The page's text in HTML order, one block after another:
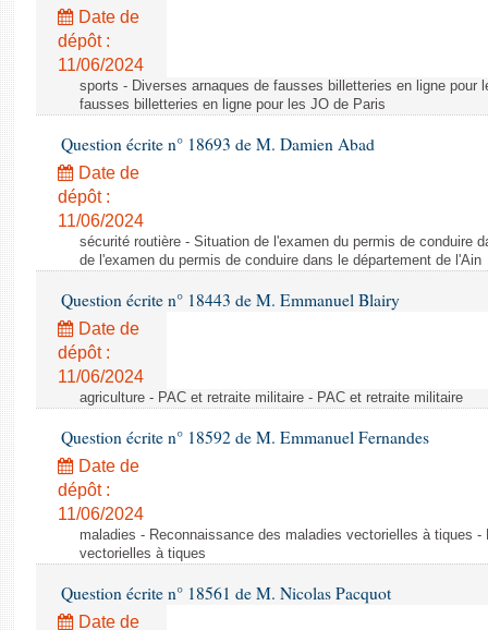
Date de
dépôt :
11/06/2024
sports - Diverses arnaques de fausses billetteries en ligne pour
fausses billetteries en ligne pour les JO de Paris
Question écrite n° 18693 de M. Damien Abad
Date de
dépôt :
11/06/2024
sécurité routière - Situation de l'examen du permis de conduire
de l'examen du permis de conduire dans le département de l'Ain
Question écrite n° 18443 de M. Emmanuel Blairy
Date de
dépôt :
11/06/2024
agriculture - PAC et retraite militaire - PAC et retraite militaire
Question écrite n° 18592 de M. Emmanuel Fernandes
Date de
dépôt :
11/06/2024
maladies - Reconnaissance des maladies vectorielles à tiques
vectorielles à tiques
Question écrite n° 18561 de M. Nicolas Pacquot
Date de